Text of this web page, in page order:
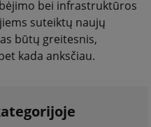
bei infrastruktūros
suteiktų naujų
būtų greitesnis,
kada anksčiau.